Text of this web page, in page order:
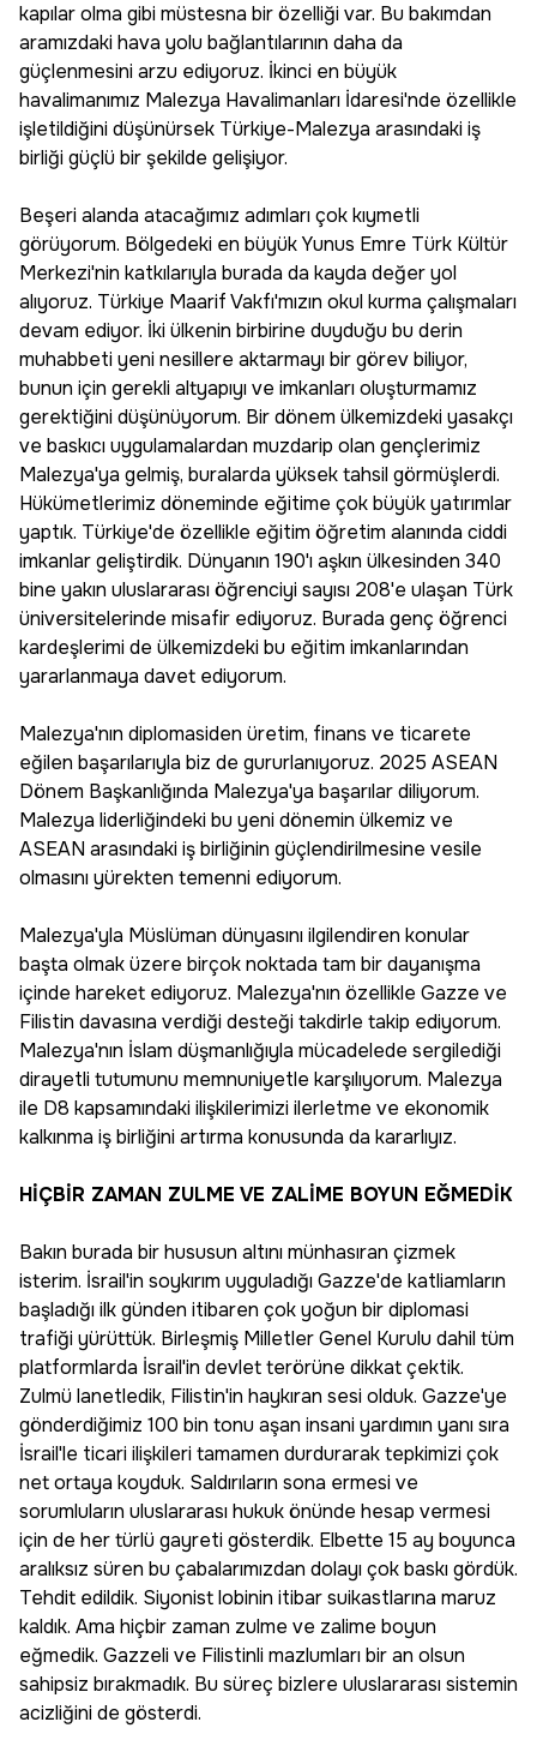
kapılar olma gibi müstesna bir özelliği var. Bu bakımdan
aramızdaki hava yolu bağlantılarının daha da
güçlenmesini arzu ediyoruz. İkinci en büyük
havalimanımız Malezya Havalimanları İdaresi'nde özellikle
işletildiğini düşünürsek Türkiye-Malezya arasındaki iş
birliği güçlü bir şekilde gelişiyor.
Beşeri alanda atacağımız adımları çok kıymetli
görüyorum. Bölgedeki en büyük Yunus Emre Türk Kültür
Merkezi'nin katkılarıyla burada da kayda değer yol
alıyoruz. Türkiye Maarif Vakfı'mızın okul kurma çalışmaları
devam ediyor. İki ülkenin birbirine duyduğu bu derin
muhabbeti yeni nesillere aktarmayı bir görev biliyor,
bunun için gerekli altyapıyı ve imkanları oluşturmamız
gerektiğini düşünüyorum. Bir dönem ülkemizdeki yasakçı
ve baskıcı uygulamalardan muzdarip olan gençlerimiz
Malezya'ya gelmiş, buralarda yüksek tahsil görmüşlerdi.
Hükümetlerimiz döneminde eğitime çok büyük yatırımlar
yaptık. Türkiye'de özellikle eğitim öğretim alanında ciddi
imkanlar geliştirdik. Dünyanın 190'ı aşkın ülkesinden 340
bine yakın uluslararası öğrenciyi sayısı 208'e ulaşan Türk
üniversitelerinde misafir ediyoruz. Burada genç öğrenci
kardeşlerimi de ülkemizdeki bu eğitim imkanlarından
yararlanmaya davet ediyorum.
Malezya'nın diplomasiden üretim, finans ve ticarete
eğilen başarılarıyla biz de gururlanıyoruz. 2025 ASEAN
Dönem Başkanlığında Malezya'ya başarılar diliyorum.
Malezya liderliğindeki bu yeni dönemin ülkemiz ve
ASEAN arasındaki iş birliğinin güçlendirilmesine vesile
olmasını yürekten temenni ediyorum.
Malezya'yla Müslüman dünyasını ilgilendiren konular
başta olmak üzere birçok noktada tam bir dayanışma
içinde hareket ediyoruz. Malezya'nın özellikle Gazze ve
Filistin davasına verdiği desteği takdirle takip ediyorum.
Malezya'nın İslam düşmanlığıyla mücadelede sergilediği
dirayetli tutumunu memnuniyetle karşılıyorum. Malezya
ile D8 kapsamındaki ilişkilerimizi ilerletme ve ekonomik
kalkınma iş birliğini artırma konusunda da kararlıyız.
HİÇBİR ZAMAN ZULME VE ZALİME BOYUN EĞMEDİK
Bakın burada bir hususun altını münhasıran çizmek
isterim. İsrail'in soykırım uyguladığı Gazze'de katliamların
başladığı ilk günden itibaren çok yoğun bir diplomasi
trafiği yürüttük. Birleşmiş Milletler Genel Kurulu dahil tüm
platformlarda İsrail'in devlet terörüne dikkat çektik.
Zulmü lanetledik, Filistin'in haykıran sesi olduk. Gazze'ye
gönderdiğimiz 100 bin tonu aşan insani yardımın yanı sıra
İsrail'le ticari ilişkileri tamamen durdurarak tepkimizi çok
net ortaya koyduk. Saldırıların sona ermesi ve
sorumluların uluslararası hukuk önünde hesap vermesi
için de her türlü gayreti gösterdik. Elbette 15 ay boyunca
aralıksız süren bu çabalarımızdan dolayı çok baskı gördük.
Tehdit edildik. Siyonist lobinin itibar suikastlarına maruz
kaldık. Ama hiçbir zaman zulme ve zalime boyun
eğmedik. Gazzeli ve Filistinli mazlumları bir an olsun
sahipsiz bırakmadık. Bu süreç bizlere uluslararası sistemin
acizliğini de gösterdi.